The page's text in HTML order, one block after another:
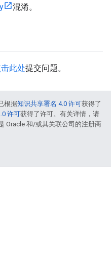
混淆。
击此处提交问题。
根据知识共享署名 4.0 许可获得了
许可获得了许可。有关详情，请
Oracle 和/或其关联公司的注册商